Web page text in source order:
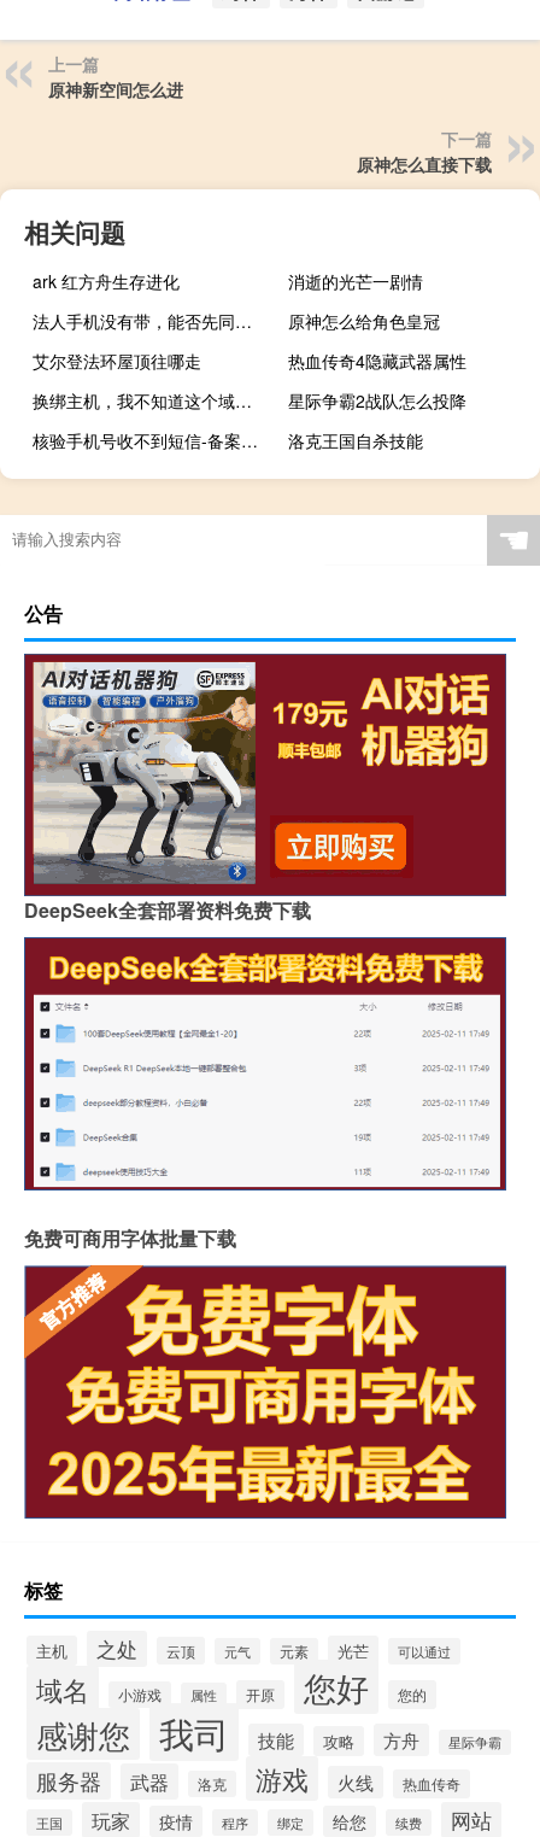
上一篇
原神新空间怎么进
下一篇
原神怎么直接下载
相关问题
ark 红方舟生存进化
消逝的光芒一剧情
法人手机没有带，能否先同意上传资料，稍后回去之后能接收验证码
原神怎么给角色皇冠
艾尔登法环屋顶往哪走
热血传奇4隐藏武器属性
换绑主机，我不知道这个域名在那个目录下，怎么删除
星际争霸2战队怎么投降
核验手机号收不到短信-备案平台
洛克王国自杀技能
☚
公告
DeepSeek全套部署资料免费下载
免费可商用字体批量下载
标签
主机 之处 云顶 元气 元素 光芒 可以通过
域名 小游戏 属性 开原 您好 您的
感谢您 我司 技能 攻略 方舟 星际争霸
服务器 武器 洛克 游戏 火线 热血传奇
王国 玩家 疫情 程序 绑定 给您 续费 网站